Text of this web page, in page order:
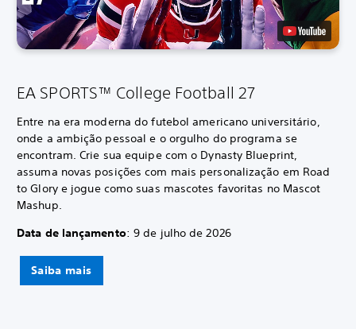
EA SPORTS™ College Football 27
Entre na era moderna do futebol americano universitário,
onde a ambição pessoal e o orgulho do programa se
encontram. Crie sua equipe com o Dynasty Blueprint,
assuma novas posições com mais personalização em Road
to Glory e jogue como suas mascotes favoritas no Mascot
Mashup.
Data de lançamento: 9 de julho de 2026
Saiba mais